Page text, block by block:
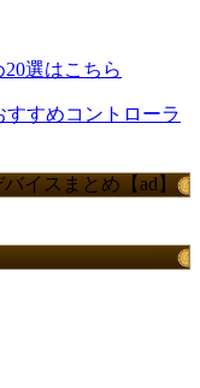
20選はこちら
すめコントローラ
イスまとめ【ad】